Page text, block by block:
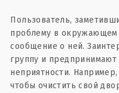
Пользователь,
проблему в окружающем
сообщение о ней.
группу и предпринимают
неприятности.
чтобы очистить свой